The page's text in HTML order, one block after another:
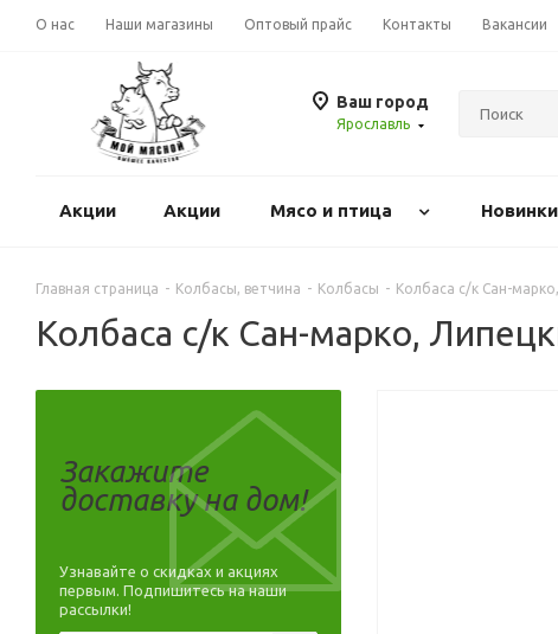
О нас Наши магазины Оптовый прайс Контакты Вакансии
Ваш город
Ярославль
Акции Акции Mясо и птица Новинки
Главная страница - Колбасы, ветчина - Колбасы - Колбаса с/к Сан-
Колбаса с/к Сан-марко,
Закажите
доставку на дом!
Узнавайте о скидках и акциях
первым. Подпишитесь на наши
рассылки!